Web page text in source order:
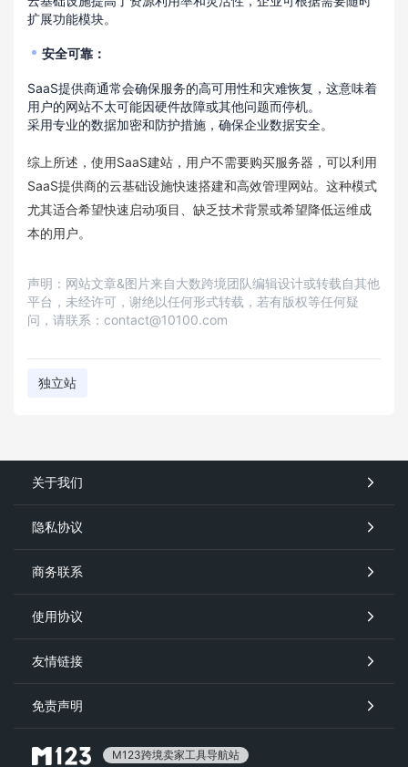
扩展功能模块。
安全可靠 ：
SaaS提供商通常会确保服务的高可用性和灾难恢复，这意味着
用户的网站不太可能因硬件故障或其他问题而停机。
采用专业的数据加密和防护措施，确保企业数据安全。
综上所述，使用SaaS建站，用户不需要购买服务器，可以利用
SaaS提供商的云基础设施快速搭建和高效管理网站。这种模式
尤其适合希望快速启动项目、缺乏技术背景或希望降低运维成
本的用户。
声明：网站文章&图片来自大数跨境团队编辑设计或转载自其他
平台，未经许可，谢绝以任何形式转载，若有版权等任何疑
问，请联系：contact@10100.com
独立站
关于我们
隐私协议
商务联系
使用协议
友情链接
免责声明
M123跨境卖家工具导航站